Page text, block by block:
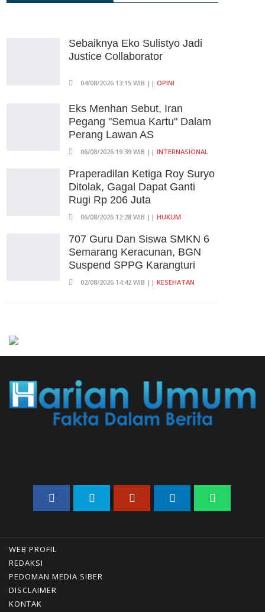
Kepala Yayasan Sekolah Di
Jaksel
Ditunda, Pajak Untuk
Diterapkan 1 November 2026
06/08/2026 14:23 WIB ||
Sebaiknya Eko Sulistyo Jadi
Justice Collaborator
04/08/2026 13:15 WIB || OPINI
Eks Menhan Sebut, Iran
Pegang "Semua Kartu" Dalam
Perang Lawan AS
06/08/2026 19:39 WIB || INTERNASIONAL
Praperadilan Ketiga Roy Suryo
Ditolak, Gagal Dapat Ganti
Rugi Rp 206 Juta
06/08/2026 12:28 WIB || HUKUM
707 Guru Dan Siswa SMKN 6
Semarang Keracunan, BGN
Suspend SPPG Karangturi
02/08/2026 14:42 WIB || KESEHATAN
Dokter Tifa Praperadilankan
Kejaksaan
04/08/2026 18:37 WIB ||HUKUM
Geger! Nama Prabowo Diduga
Analis: Pembalasan Iran Jika
WEB PROFIL
REDAKSI
PEDOMAN MEDIA SIBER
DISCLAIMER
KONTAK